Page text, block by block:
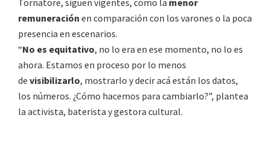
remuneración en comparación con los varones o la poca
presencia en escenarios.
“No es equitativo, no lo era en ese momento, no lo es
ahora. Estamos en proceso por lo menos
de visibilizarlo, mostrarlo y decir acá están los datos,
los números. ¿Cómo hacemos para cambiarlo?”, plantea
la activista, baterista y gestora cultural.